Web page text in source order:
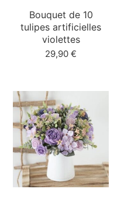
Bouquet de 10
tulipes artificielles
violettes
29,90 €